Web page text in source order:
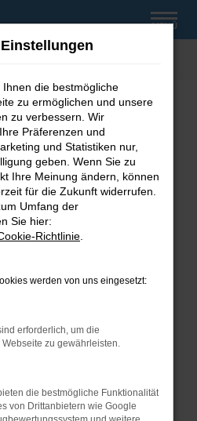
MENÜ
Error
aufgetreten.
die dir helfen können:
und deine
zum Beispiel deine
Seiten
die Seite in einem
neu.
helfen, vorübergehende
die bestmögliche
zu ermöglichen und unsere
zu verbessern. Wir
Präferenzen und
und Statistiken nur,
geben. Wenn Sie zu
Ihre Meinung ändern, können
für die Zukunft widerrufen.
Umfang der
Sie hier:
Richtlinie
werden von uns eingesetzt:
erforderlich, um die
zu gewährleisten.
die bestmögliche Funktionalität
von Drittanbietern wie Google